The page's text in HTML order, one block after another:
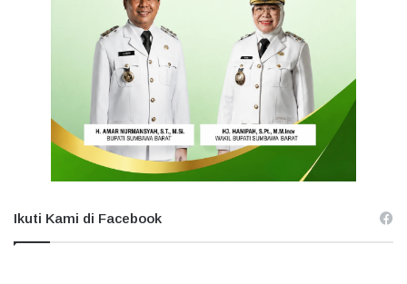
Ikuti Kami di Facebook